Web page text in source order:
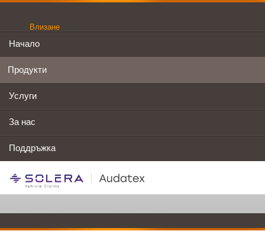
Влизане
Начало
Продукти
Услуги
За нас
Поддръжка